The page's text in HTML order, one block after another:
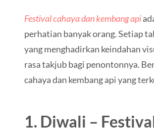
Festival cahaya dan kembang api
perhatian banyak orang. Setiap
yang menghadirkan keindahan
rasa takjub bagi penontonnya.
cahaya dan kembang api yang
1. Diwali –